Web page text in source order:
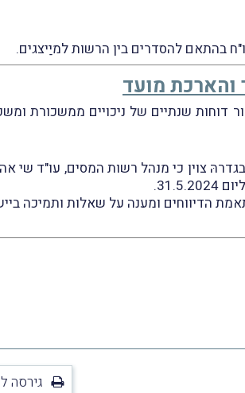
בהתאם להסדרים בין הרשות למיַיצגים.
והארכת מועד
צוין כי מנהל רשות המסים, עו"ד שי
הדיווחים ומענה על שאלות ותמיכה
גירסה